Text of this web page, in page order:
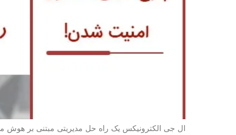
ال جی الکترونیکس یک راه حل مدیریتی مبتنی بر هوش